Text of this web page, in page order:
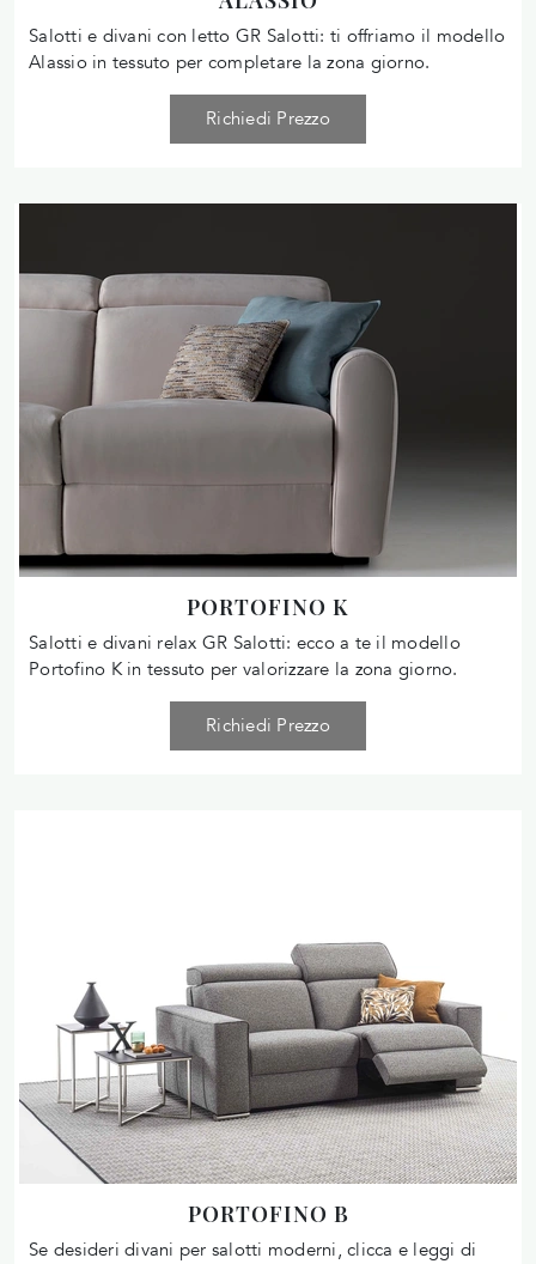
Salotti e divani con letto GR Salotti: ti offriamo il modello
Alassio in tessuto per completare la zona giorno.
Richiedi Prezzo
PORTOFINO K
Salotti e divani relax GR Salotti: ecco a te il modello
Portofino K in tessuto per valorizzare la zona giorno.
Richiedi Prezzo
PORTOFINO B
Se desideri divani per salotti moderni, clicca e leggi di